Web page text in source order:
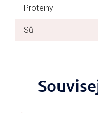
Proteiny
Sůl